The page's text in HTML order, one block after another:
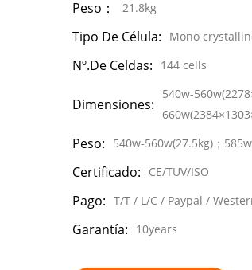
Peso： 21.8kg
Tipo De Célula: Mono
Nº.de Celdas: 144 cells
Dimensiones:
540w-
Peso: 540w-560w(27.5kg)；
Certificado: CE/TUV/ISO
Pago: T/T / L/C / Paypal /
Garantía: 10years